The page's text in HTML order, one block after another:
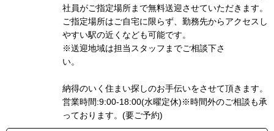
社員がご指定場所まで無料送迎させていただきます。
ご指定場所はご自宅に限らず、勤務先からアクセスし
やすい駅の近くなども可能です。
※送迎地域は担当スタッフまでご相談下さ
い
納得のいく住まい探しのお手伝いをさせて頂きます。
営業時間:9:00-18:00(水曜定休)※時間外のご相談も承
っております。(要ご予約)